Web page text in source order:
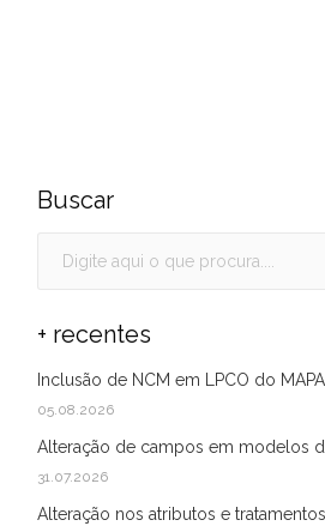
Buscar
+ recentes
Inclusão de NCM em LPCO do MAPA
05.08.2026
Alteração de campos em modelos
31.07.2026
Alteração nos atributos e